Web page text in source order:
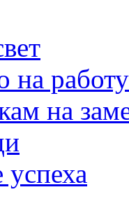
на работу
на